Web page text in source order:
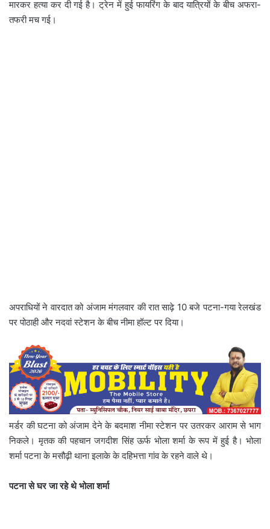
मारकर हत्या कर दी गई है। ट्रेन में हुई फायरिंग के बाद यात्रियों के बीच अफरा-
तफरी मच गई।
अपराधियों ने वारदात को अंजाम मंगलवार की रात साढ़े 10 बजे पटना-गया रेलखंड
पर पोठाही और नदवां स्टेशन के बीच नीमा हॉल्ट पर दिया।
मर्डर की घटना को अंजाम देने के बदमाश नीमा स्टेशन पर उतरकर आराम से भाग
निकले। मृतक की पहचान जगदीश सिंह ऊर्फ भोला शर्मा के रूप में हुई है। भोला
शर्मा पटना के मसौढ़ी थाना इलाके के दहिभत्ता गांव के रहने वाले थे।
पटना से घर जा रहे थे भोला शर्मा